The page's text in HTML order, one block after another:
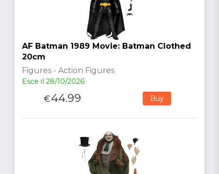
AF Batman 1989 Movie: Batman Clothed
20cm
Figures - Action Figures
Esce il 28/10/2026
€44.99 Buy